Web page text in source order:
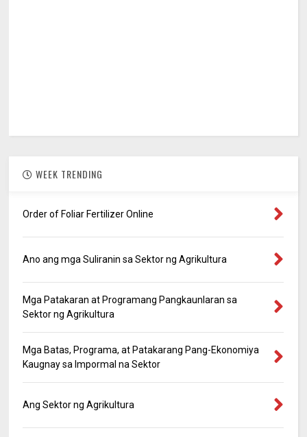
WEEK TRENDING
Order of Foliar Fertilizer Online
Ano ang mga Suliranin sa Sektor ng Agrikultura
Mga Patakaran at Programang Pangkaunlaran sa
Sektor ng Agrikultura
Mga Batas, Programa, at Patakarang Pang-Ekonomiya
Kaugnay sa Impormal na Sektor
Ang Sektor ng Agrikultura